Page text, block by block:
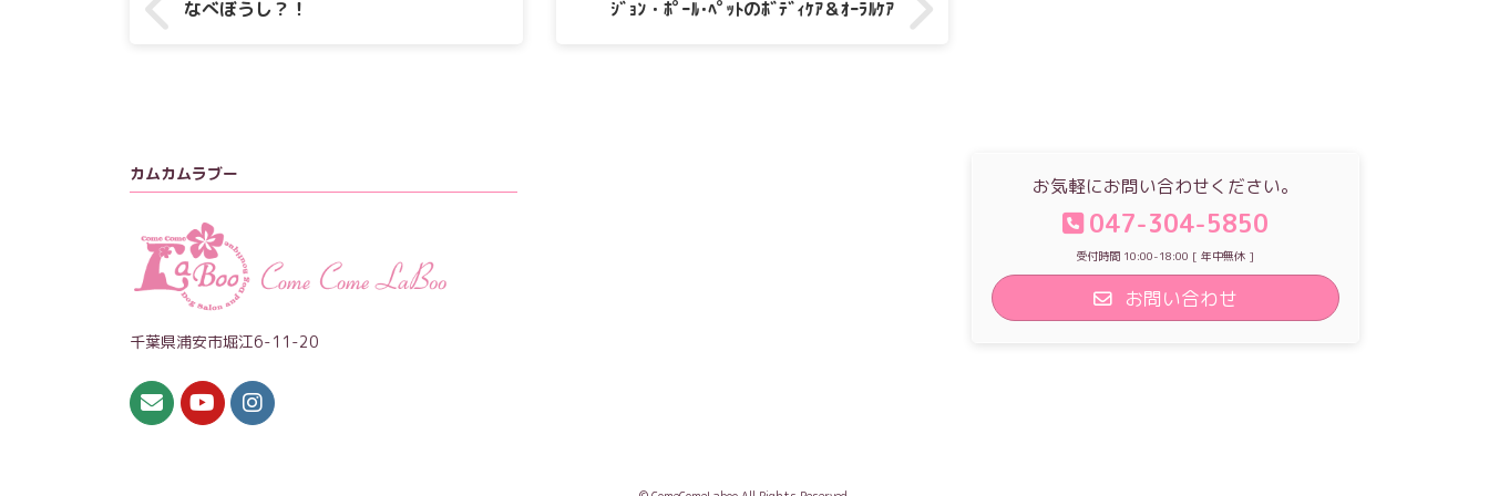
なべぼうし？！ ｼﾞｮﾝ・ﾎﾟｰﾙ･ﾍﾟｯﾄのﾎﾞﾃﾞｨｹｱ＆ｵｰﾗﾙｹｱ
カムカムラブー
千葉県浦安市堀江6-11-20
お気軽にお問い合わせください。
047-304-5850
受付時間 10:00-18:00 [ 年中無休 ]
お問い合わせ